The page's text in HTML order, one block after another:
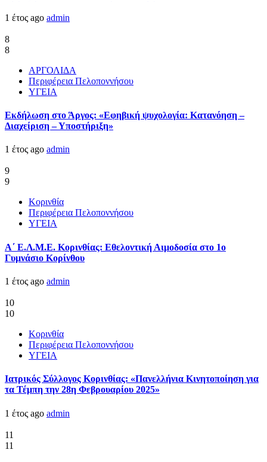
1 έτος ago admin
8
8
ΑΡΓΟΛΙΔΑ
Περιφέρεια Πελοποννήσου
ΥΓΕΙΑ
Εκδήλωση στο Άργος: «Εφηβική ψυχολογία: Κατανόηση –
Διαχείριση – Υποστήριξη»
1 έτος ago admin
9
9
Κορινθία
Περιφέρεια Πελοποννήσου
ΥΓΕΙΑ
Α΄ Ε.Λ.Μ.Ε. Κορινθίας: Εθελοντική Αιμοδοσία στο 1ο
Γυμνάσιο Κορίνθου
1 έτος ago admin
10
10
Κορινθία
Περιφέρεια Πελοποννήσου
ΥΓΕΙΑ
Ιατρικός Σύλλογος Κορινθίας: «Πανελλήνια Κινητοποίηση για
τα Τέμπη την 28η Φεβρουαρίου 2025»
1 έτος ago admin
11
11